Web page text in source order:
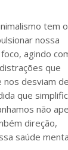
tem o
nossa
agindo
que
desviam
que
não
direção,
saúde